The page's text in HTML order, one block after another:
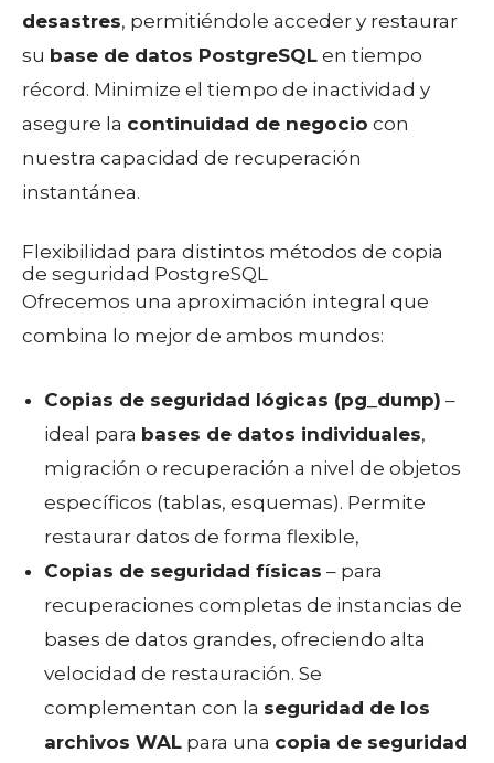
desastres, permitiéndole acceder y restaurar
su base de datos PostgreSQL en tiempo
récord. Minimize el tiempo de inactividad y
asegure la continuidad de negocio con
nuestra capacidad de recuperación
instantánea.
Flexibilidad para distintos métodos de copia
de seguridad PostgreSQL
Ofrecemos una aproximación integral que
combina lo mejor de ambos mundos:
Copias de seguridad lógicas (pg_dump) –
ideal para bases de datos individuales,
migración o recuperación a nivel de objetos
específicos (tablas, esquemas). Permite
restaurar datos de forma flexible,
Copias de seguridad físicas – para
recuperaciones completas de instancias de
bases de datos grandes, ofreciendo alta
velocidad de restauración. Se
complementan con la seguridad de los
archivos WAL para una copia de seguridad